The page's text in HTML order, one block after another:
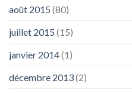
août 2015 (80)
juillet 2015 (15)
janvier 2014(1)
décembre 2013(2)